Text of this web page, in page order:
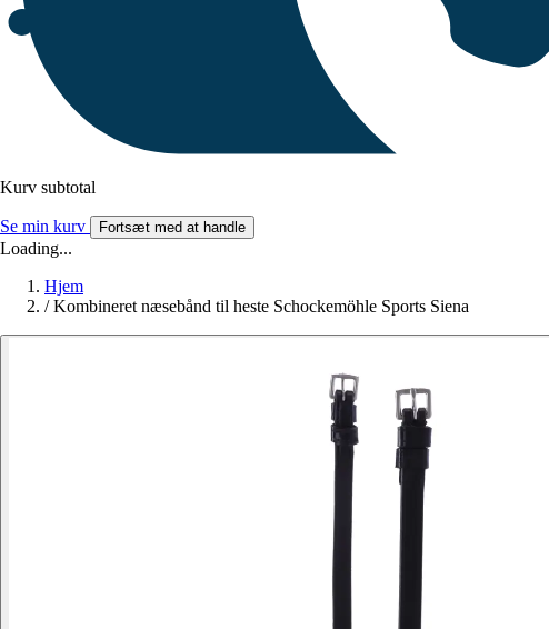
Kurv subtotal
Se min kurv Fortsæt med at handle
Loading...
Hjem
/ Kombineret næsebånd til heste Schockemöhle Sports Siena